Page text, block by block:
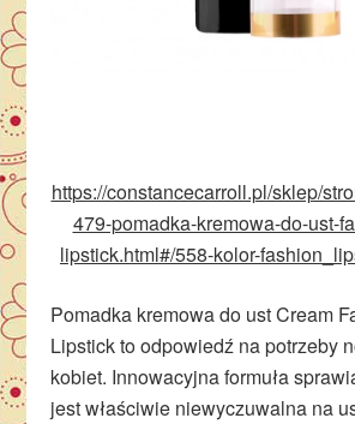
https://constancecarroll.pl/sklep/
479-pomadka-kremowa-do-ust-
lipstick.html#/558-kolor-
Pomadka kremowa do ust Cream
Lipstick to odpowiedź na potrzeby
kobiet. Innowacyjna formuła
jest właściwie niewyczuwalna na